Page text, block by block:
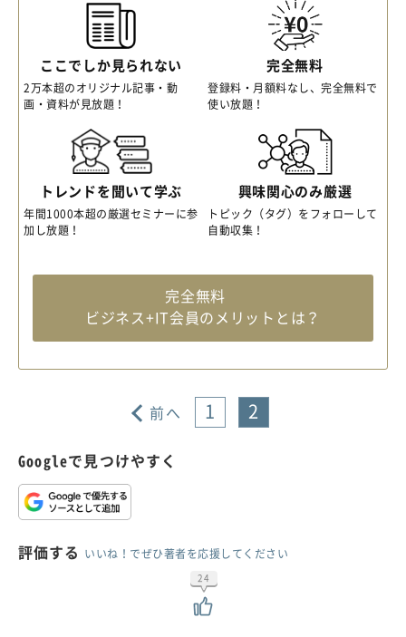
ここでしか見られない
2万本超のオリジナル記事・動
画・資料が見放題！
完全無料
登録料・月額料なし、完全無料で
使い放題！
トレンドを聞いて学ぶ
年間1000本超の厳選セミナーに参
加し放題！
興味関心のみ厳選
トピック（タグ）をフォローして
自動収集！
完全無料
ビジネス+IT会員のメリットとは？
前へ 1 2
Googleで見つけやすく
評価する いいね！でぜひ著者を応援してください
24